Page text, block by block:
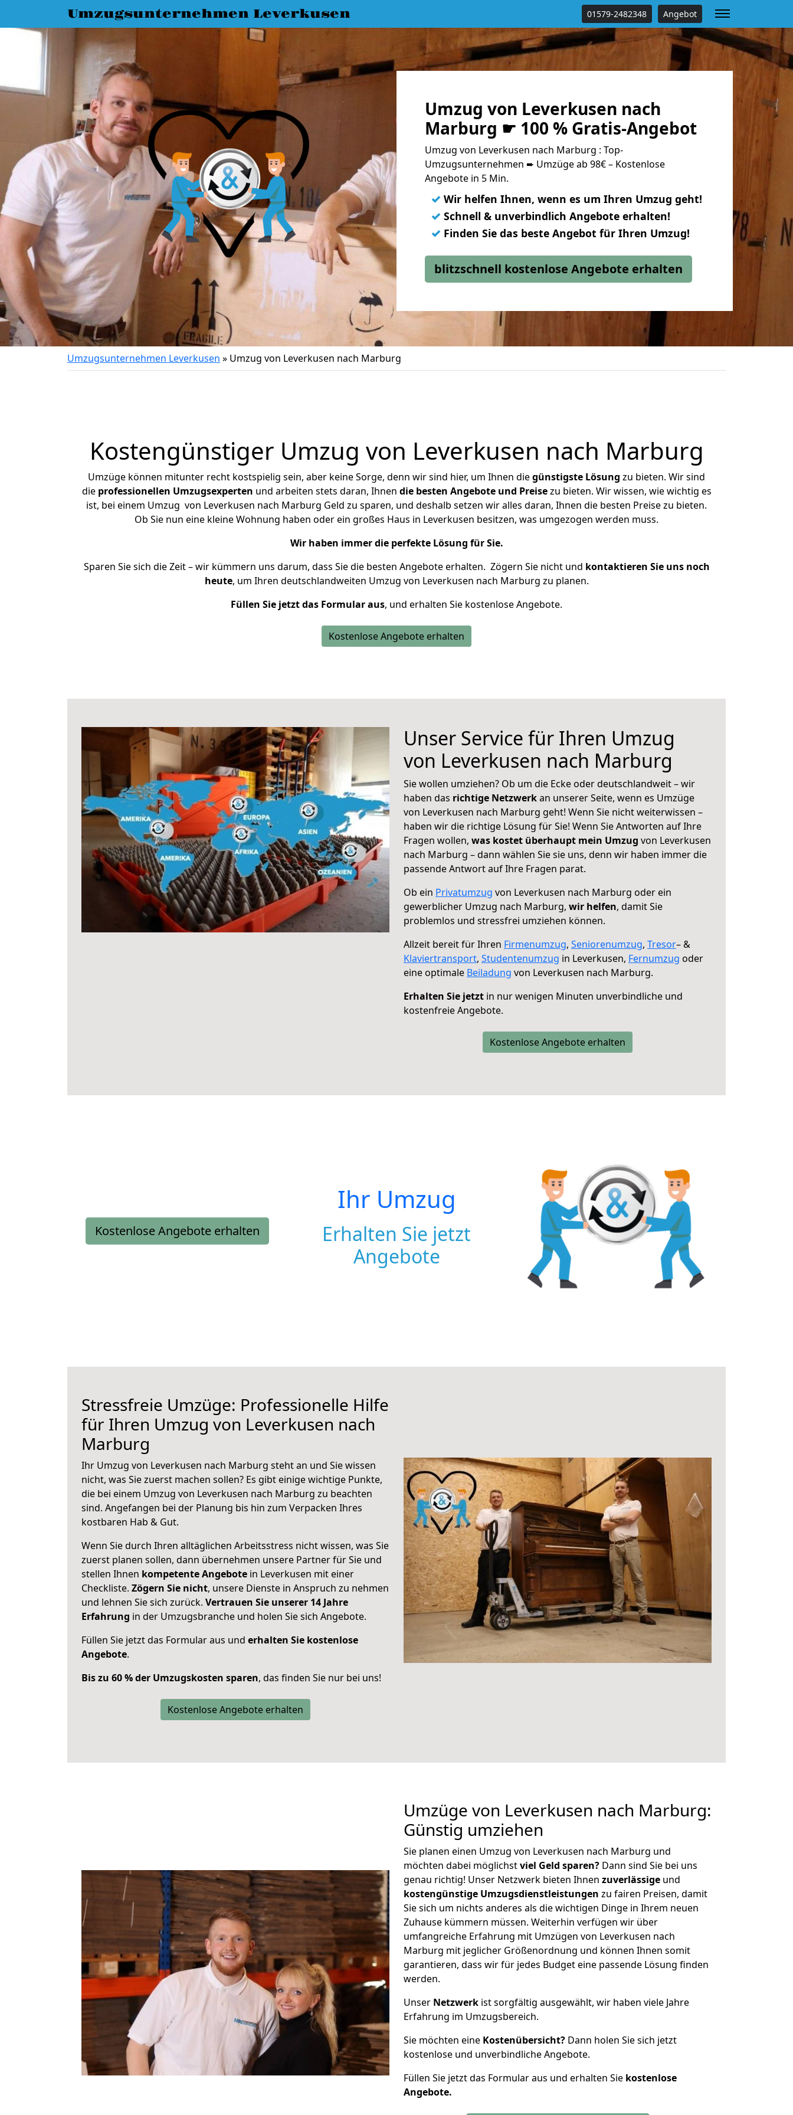
Umzugsunternehmen Leverkusen 01579-2482348 Angebot
Umzug von Leverkusen nach
Marburg ☛ 100 % Gratis-Angebot
Umzug von Leverkusen nach Marburg : Top-
Umzugsunternehmen ➨ Umzüge ab 98€ – Kostenlose
Angebote in 5 Min.
✓ Wir helfen Ihnen, wenn es um Ihren Umzug geht!
✓ Schnell & unverbindlich Angebote erhalten!
✓ Finden Sie das beste Angebot für Ihren Umzug!
blitzschnell kostenlose Angebote erhalten
Umzugsunternehmen Leverkusen » Umzug von Leverkusen nach Marburg
Kostengünstiger Umzug von Leverkusen nach Marburg
Umzüge können mitunter recht kostspielig sein, aber keine Sorge, denn wir sind hier, um Ihnen diegünstigste Lösung zu bieten. Wir sind
die professionellen Umzugsexperten und arbeiten stets daran, Ihnen die besten Angebote und Preisezu bieten. Wir wissen, wie wichtig es
ist, bei einem Umzug von Leverkusen nach Marburg Geld zu sparen, und deshalb setzen wir alles daran, Ihnen die besten Preise zu bieten.
Ob Sie nun eine kleine Wohnung haben oder ein großes Haus in Leverkusen besitzen, was umgezogen werden muss.
Wir haben immer die perfekte Lösung für Sie.
Sparen Sie sich die Zeit – wir kümmern uns darum, dass Sie die besten Angebote erhalten. Zögern Sie nicht und kontaktieren Sie uns noch
heute, um Ihren deutschlandweiten Umzug von Leverkusen nach Marburg zu planen.
Füllen Sie jetzt das Formular aus, und erhalten Sie kostenlose Angebote.
Kostenlose Angebote erhalten
Unser Service für Ihren Umzug
von Leverkusen nach Marburg
Sie wollen umziehen? Ob um die Ecke oder deutschlandweit – wir
haben das richtige Netzwerkan unserer Seite, wenn es Umzüge
von Leverkusen nach Marburg geht! Wenn Sie nicht weiterwissen –
haben wir die richtige Lösung für Sie! Wenn Sie Antworten auf Ihre
Fragen wollen, was kostet überhaupt mein Umzug von Leverkusen
nach Marburg – dann wählen Sie sie uns, denn wir haben immer die
passende Antwort auf Ihre Fragen parat.
Ob ein Privatumzug von Leverkusen nach Marburg oder ein
gewerblicher Umzug nach Marburg, wir helfen, damit Sie
problemlos und stressfrei umziehen können.
Allzeit bereit für Ihren Firmenumzug, Seniorenumzug, Tresor– &
Klaviertransport, Studentenumzug in Leverkusen, Fernumzug oder
eine optimale Beiladung von Leverkusen nach Marburg.
Erhalten Sie jetzt in nur wenigen Minuten unverbindliche und
kostenfreie Angebote.
Kostenlose Angebote erhalten
Kostenlose Angebote erhalten
Ihr Umzug
Erhalten Sie jetzt
Angebote
Stressfreie Umzüge: Professionelle Hilfe
für Ihren Umzug von Leverkusen nach
Marburg
Ihr Umzug von Leverkusen nach Marburg steht an und Sie wissen
nicht, was Sie zuerst machen sollen? Es gibt einige wichtige Punkte,
die bei einem Umzug von Leverkusen nach Marburg zu beachten
sind. Angefangen bei der Planung bis hin zum Verpacken Ihres
kostbaren Hab & Gut.
Wenn Sie durch Ihren alltäglichen Arbeitsstress nicht wissen, was Sie
zuerst planen sollen, dann übernehmen unsere Partner für Sie und
stellen Ihnen kompetente Angebote in Leverkusen mit einer
Checkliste. Zögern Sie nicht, unsere Dienste in Anspruch zu nehmen
und lehnen Sie sich zurück. Vertrauen Sie unserer 14 Jahre
Erfahrung in der Umzugsbranche und holen Sie sich Angebote.
Füllen Sie jetzt das Formular aus und erhalten Sie kostenlose
Angebote.
Bis zu 60 % der Umzugskosten sparen, das finden Sie nur bei uns!
Kostenlose Angebote erhalten
Umzüge von Leverkusen nach Marburg:
Günstig umziehen
Sie planen einen Umzug von Leverkusen nach Marburg und
möchten dabei möglichstviel Geld sparen? Dann sind Sie bei uns
genau richtig! Unser Netzwerk bieten Ihnen zuverlässige und
kostengünstige Umzugsdienstleistungen zu fairen Preisen, damit
Sie sich um nichts anderes als die wichtigen Dinge in Ihrem neuen
Zuhause kümmern müssen. Weiterhin verfügen wir über
umfangreiche Erfahrung mit Umzügen von Leverkusen nach
Marburg mit jeglicher Größenordnung und können Ihnen somit
garantieren, dass wir für jedes Budget eine passende Lösung finden
werden.
Unser Netzwerk ist sorgfältig ausgewählt, wir haben viele Jahre
Erfahrung im Umzugsbereich.
Sie möchten eine Kostenübersicht? Dann holen Sie sich jetzt
kostenlose und unverbindliche Angebote.
Füllen Sie jetzt das Formular aus und erhalten Sie kostenlose
Angebote.